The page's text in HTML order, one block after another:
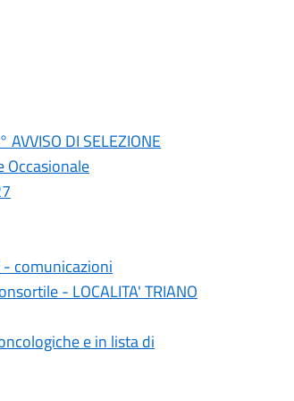
DI SELEZIONE
Occasionale
- comunicazioni
- LOCALITA' TRIANO
e in lista di